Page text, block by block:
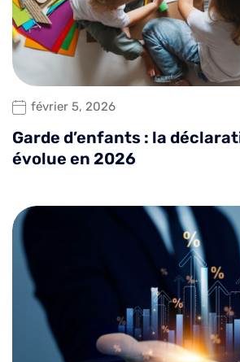
février 5, 2026
Garde d’enfants : la
évolue en 2026